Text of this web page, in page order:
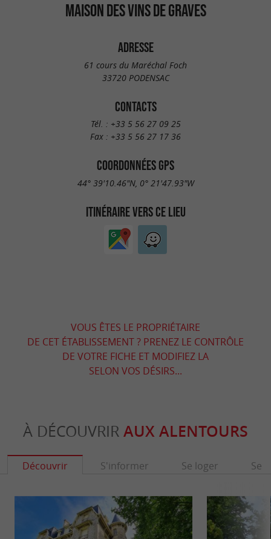
MAISON DES VINS DE GRAVES
ADRESSE
61 cours du Maréchal Foch
33720 PODENSAC
CONTACTS
Tél. : +33 5 56 27 09 25
Fax : +33 5 56 27 17 36
COORDONNÉES GPS
44° 39'10.46"N, 0° 21'47.93"W
ITINÉRAIRE VERS CE LIEU
VOUS ÊTES LE PROPRIÉTAIRE
DE CET ÉTABLISSEMENT ? PRENEZ LE CONTRÔLE
DE VOTRE FICHE ET MODIFIEZ LA
SELON VOS DÉSIRS...
À DÉCOUVRIR AUX ALENTOURS
Découvrir S'informer Se loger Se